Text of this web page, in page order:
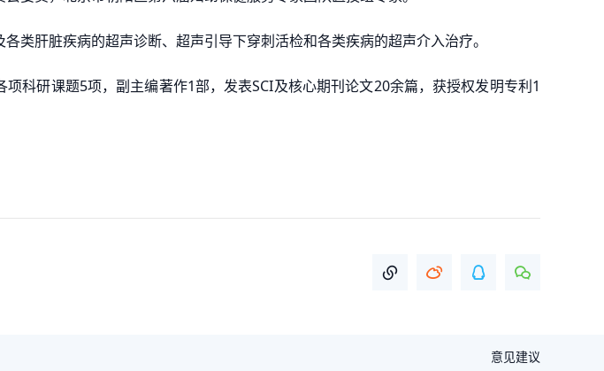
类肝脏疾病的超声诊断、超声引导下穿刺活检和各类疾病的超声介入治疗。
科研课题5项，副主编著作1部，发表SCI及核心期刊论文20余篇，获授权发明专利1
意见建议